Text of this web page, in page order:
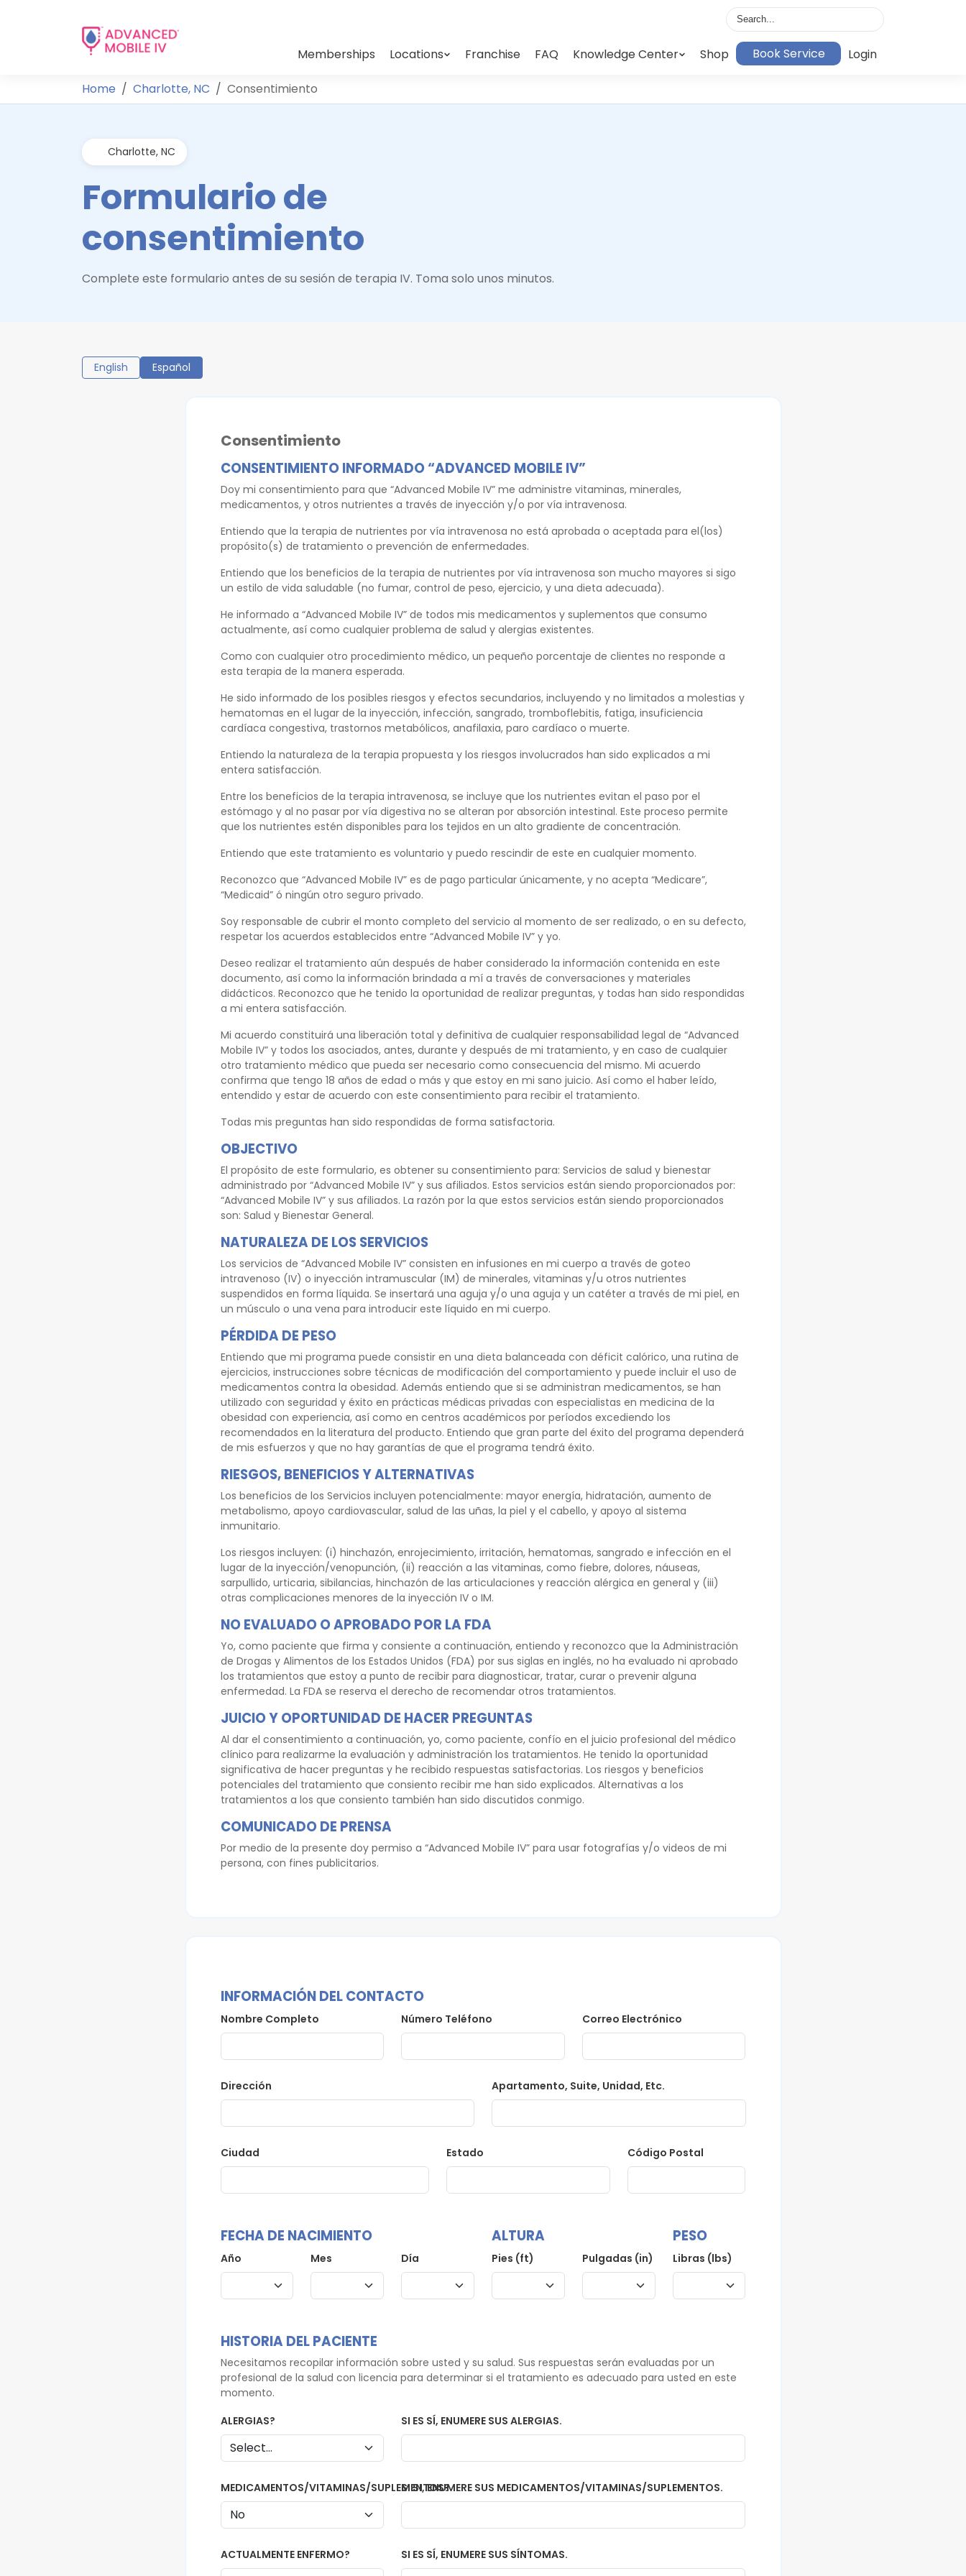
Memberships Locations Franchise FAQ Knowledge Center Shop Book Service Login
Home Charlotte, NC Consentimiento
Charlotte, NC
Formulario de
consentimiento
Complete este formulario antes de su sesión de terapia IV. Toma solo unos minutos.
English Español
Consentimiento
CONSENTIMIENTO INFORMADO “ADVANCED MOBILE IV”
Doy mi consentimiento para que “Advanced Mobile IV” me administre vitaminas, minerales,
medicamentos, y otros nutrientes a través de inyección y/o por vía intravenosa.
Entiendo que la terapia de nutrientes por vía intravenosa no está aprobada o aceptada para el(los)
propósito(s) de tratamiento o prevención de enfermedades.
Entiendo que los beneficios de la terapia de nutrientes por vía intravenosa son mucho mayores si sigo
un estilo de vida saludable (no fumar, control de peso, ejercicio, y una dieta adecuada).
He informado a “Advanced Mobile IV” de todos mis medicamentos y suplementos que consumo
actualmente, así como cualquier problema de salud y alergias existentes.
Como con cualquier otro procedimiento médico, un pequeño porcentaje de clientes no responde a
esta terapia de la manera esperada.
He sido informado de los posibles riesgos y efectos secundarios, incluyendo y no limitados a molestias y
hematomas en el lugar de la inyección, infección, sangrado, tromboflebitis, fatiga, insuficiencia
cardíaca congestiva, trastornos metabólicos, anafilaxia, paro cardíaco o muerte.
Entiendo la naturaleza de la terapia propuesta y los riesgos involucrados han sido explicados a mi
entera satisfacción.
Entre los beneficios de la terapia intravenosa, se incluye que los nutrientes evitan el paso por el
estómago y al no pasar por vía digestiva no se alteran por absorción intestinal. Este proceso permite
que los nutrientes estén disponibles para los tejidos en un alto gradiente de concentración.
Entiendo que este tratamiento es voluntario y puedo rescindir de este en cualquier momento.
Reconozco que “Advanced Mobile IV” es de pago particular únicamente, y no acepta “Medicare”,
“Medicaid” ó ningún otro seguro privado.
Soy responsable de cubrir el monto completo del servicio al momento de ser realizado, o en su defecto,
respetar los acuerdos establecidos entre “Advanced Mobile IV” y yo.
Deseo realizar el tratamiento aún después de haber considerado la información contenida en este
documento, así como la información brindada a mí a través de conversaciones y materiales
didácticos. Reconozco que he tenido la oportunidad de realizar preguntas, y todas han sido respondidas
a mi entera satisfacción.
Mi acuerdo constituirá una liberación total y definitiva de cualquier responsabilidad legal de “Advanced
Mobile IV” y todos los asociados, antes, durante y después de mi tratamiento, y en caso de cualquier
otro tratamiento médico que pueda ser necesario como consecuencia del mismo. Mi acuerdo
confirma que tengo 18 años de edad o más y que estoy en mi sano juicio. Así como el haber leído,
entendido y estar de acuerdo con este consentimiento para recibir el tratamiento.
Todas mis preguntas han sido respondidas de forma satisfactoria.
OBJECTIVO
El propósito de este formulario, es obtener su consentimiento para: Servicios de salud y bienestar
administrado por “Advanced Mobile IV” y sus afiliados. Estos servicios están siendo proporcionados por:
“Advanced Mobile IV” y sus afiliados. La razón por la que estos servicios están siendo proporcionados
son: Salud y Bienestar General.
NATURALEZA DE LOS SERVICIOS
Los servicios de “Advanced Mobile IV” consisten en infusiones en mi cuerpo a través de goteo
intravenoso (IV) o inyección intramuscular (IM) de minerales, vitaminas y/u otros nutrientes
suspendidos en forma líquida. Se insertará una aguja y/o una aguja y un catéter a través de mi piel, en
un músculo o una vena para introducir este líquido en mi cuerpo.
PÉRDIDA DE PESO
Entiendo que mi programa puede consistir en una dieta balanceada con déficit calórico, una rutina de
ejercicios, instrucciones sobre técnicas de modificación del comportamiento y puede incluir el uso de
medicamentos contra la obesidad. Además entiendo que si se administran medicamentos, se han
utilizado con seguridad y éxito en prácticas médicas privadas con especialistas en medicina de la
obesidad con experiencia, así como en centros académicos por períodos excediendo los
recomendados en la literatura del producto. Entiendo que gran parte del éxito del programa dependerá
de mis esfuerzos y que no hay garantías de que el programa tendrá éxito.
RIESGOS, BENEFICIOS Y ALTERNATIVAS
Los beneficios de los Servicios incluyen potencialmente: mayor energía, hidratación, aumento de
metabolismo, apoyo cardiovascular, salud de las uñas, la piel y el cabello, y apoyo al sistema
inmunitario.
Los riesgos incluyen: (i) hinchazón, enrojecimiento, irritación, hematomas, sangrado e infección en el
lugar de la inyección/venopunción, (ii) reacción a las vitaminas, como fiebre, dolores, náuseas,
sarpullido, urticaria, sibilancias, hinchazón de las articulaciones y reacción alérgica en general y (iii)
otras complicaciones menores de la inyección IV o IM.
NO EVALUADO O APROBADO POR LA FDA
Yo, como paciente que firma y consiente a continuación, entiendo y reconozco que la Administración
de Drogas y Alimentos de los Estados Unidos (FDA) por sus siglas en inglés, no ha evaluado ni aprobado
los tratamientos que estoy a punto de recibir para diagnosticar, tratar, curar o prevenir alguna
enfermedad. La FDA se reserva el derecho de recomendar otros tratamientos.
JUICIO Y OPORTUNIDAD DE HACER PREGUNTAS
Al dar el consentimiento a continuación, yo, como paciente, confío en el juicio profesional del médico
clínico para realizarme la evaluación y administración los tratamientos. He tenido la oportunidad
significativa de hacer preguntas y he recibido respuestas satisfactorias. Los riesgos y beneficios
potenciales del tratamiento que consiento recibir me han sido explicados. Alternativas a los
tratamientos a los que consiento también han sido discutidos conmigo.
COMUNICADO DE PRENSA
Por medio de la presente doy permiso a “Advanced Mobile IV” para usar fotografías y/o videos de mi
persona, con fines publicitarios.
INFORMACIÓN DEL CONTACTO
Nombre Completo Número Teléfono Correo Electrónico
Dirección Apartamento, Suite, Unidad, Etc.
Ciudad Estado Código Postal
FECHA DE NACIMIENTO
Año Mes Día
ALTURA
Pies (ft) Pulgadas (in)
PESO
Libras (lbs)
HISTORIA DEL PACIENTE
Necesitamos recopilar información sobre usted y su salud. Sus respuestas serán evaluadas por un
profesional de la salud con licencia para determinar si el tratamiento es adecuado para usted en este
momento.
ALERGIAS?
SI ES SÍ, ENUMERE SUS ALERGIAS.
MEDICAMENTOS/VITAMINAS/SUPLEMENTOS?SI SI, ENUMERE SUS MEDICAMENTOS/VITAMINAS/SUPLEMENTOS.
ACTUALMENTE ENFERMO? SI ES SÍ, ENUMERE SUS SÍNTOMAS.